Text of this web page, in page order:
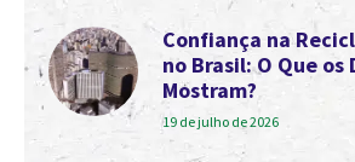
Confiança na
no Brasil: O Que os
Mostram?
19 de julho de 2026